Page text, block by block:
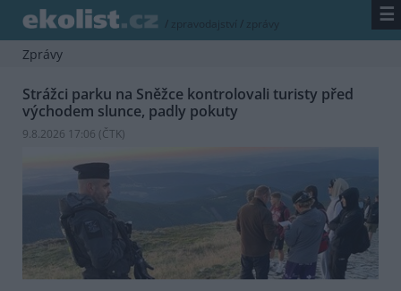
/ zpravodajství / zprávy ☰
Zprávy
Strážci parku na Sněžce kontrolovali turisty před
východem slunce, padly pokuty
9.8.2026 17:06 (ČTK)